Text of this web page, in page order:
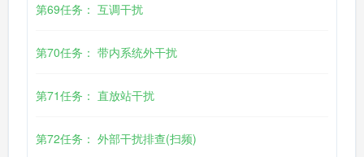
第69任务： 互调干扰
第70任务： 带内系统外干扰
第71任务： 直放站干扰
第72任务： 外部干扰排查(扫频)